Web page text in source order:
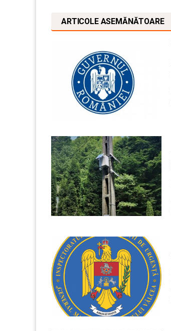
ARTICOLE ASEMĂNĂTOARE